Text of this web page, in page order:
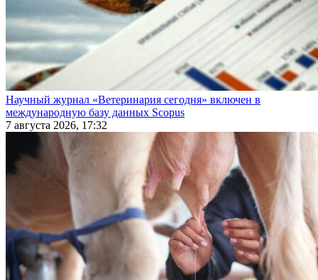
Научный журнал «Ветеринария сегодня» включен в
международную базу данных Scopus
7 августа 2026, 17:32